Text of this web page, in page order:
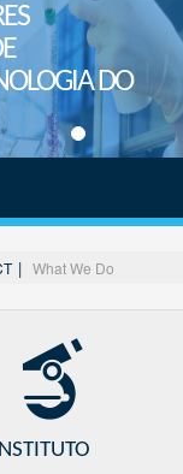
DO
What We Do